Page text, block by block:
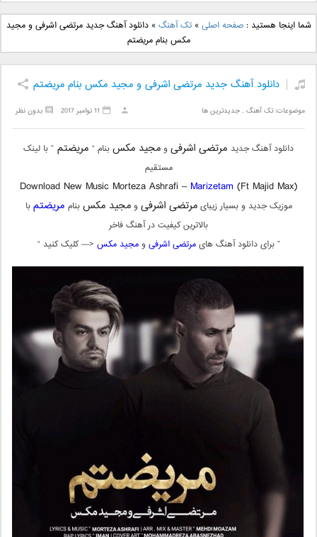
دانلود آهنگ جدید بهنام
بانی بنام قرص قمر 2
دانلود آهنگ جدید علی
یاسینی بنام دورترین نزدیک
شما اینجا هستید :صفحه اصلی »تک آهنگ »دانلود آهنگ جدید مرتضی اشرفی و مجید
مکس بنام مریضتم
دانلود آهنگ جدید مرتضی اشرفی و مجید مکس بنام مریضتم
موضوعات:تک آهنگ ,جدیدترین ها بدون نظر 11 نوامبر 2017
دانلود آهنگ جدید مرتضی اشرفی ومجید مکسبنام “ مریضتم ” با لینک
مستقیم
Download New Music Morteza Ashrafi – Marizetam (Ft Majid Max)
موزیک جدید و بسیار زیبایمرتضی اشرفی ومجید مکسبنام مریضتمبا
بالاترین کیفیت در آهنگ فاخر
” برای دانلود آهنگ هایمرتضی اشرفی ومجید مکس <— کلیک کنید “